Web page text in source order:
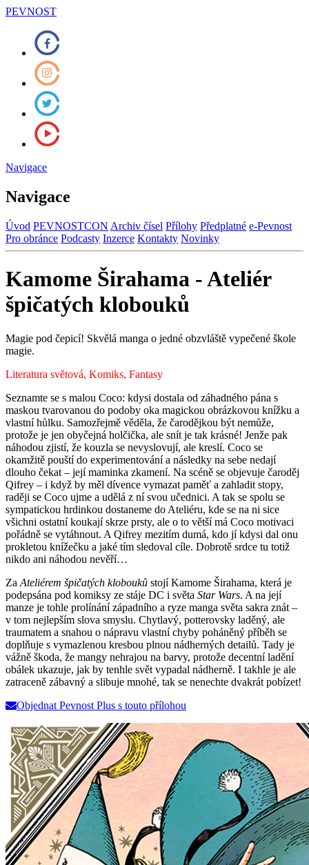
PEVNOST
Navigace
Navigace
Úvod PEVNOSTCON Archiv čísel Přílohy Předplatné e-Pevnost
Pro obránce Podcasty Inzerce Kontakty Novinky
Kamome Širahama - Ateliér
špičatých klobouků
Magie pod čepicí! Skvělá manga o jedné obzvláště vypečené škole
magie.
Literatura světová, Komiks, Fantasy
Seznamte se s malou Coco: kdysi dostala od záhadného pána s
maskou tvarovanou do podoby oka magickou obrázkovou knížku a
vlastní hůlku. Samozřejmě věděla, že čarodějkou být nemůže,
protože je jen obyčejná holčička, ale snít je tak krásné! Jenže pak
náhodou zjistí, že kouzla se nevyslovují, ale kreslí. Coco se
okamžitě pouští do experimentování a následky na sebe nedají
dlouho čekat – její maminka zkamení. Na scéně se objevuje čaroděj
Qifrey – i když by měl dívence vymazat paměť a zahladit stopy,
raději se Coco ujme a udělá z ní svou učednici. A tak se spolu se
sympatickou hrdinkou dostaneme do Ateliéru, kde se na ni sice
všichni ostatní koukají skrze prsty, ale o to větší má Coco motivaci
pořádně se vytáhnout. A Qifrey mezitím dumá, kdo jí kdysi dal onu
prokletou knížečku a jaké tím sledoval cíle. Dobrotě srdce tu totiž
nikdo ani náhodou nevěří…
Za Ateliérem špičatých klobouků stojí Kamome Širahama, která je
podepsána pod komiksy ze stáje DC i světa Star Wars. A na její
manze je tohle prolínání západního a ryze manga světa sakra znát –
v tom nejlepším slova smyslu. Chytlavý, potterovsky laděný, ale
traumatem a snahou o nápravu vlastní chyby poháněný příběh se
doplňuje s vymazlenou kresbou plnou nádherných detailů. Tady je
vážně škoda, že mangy nehrajou na barvy, protože decentní ladění
obálek ukazuje, jak by tenhle svět vypadal nádherně. I takhle je ale
zatraceně zábavný a slibuje mnohé, tak se nenechte dvakrát pobízet!
Objednat Pevnost Plus s touto přílohou